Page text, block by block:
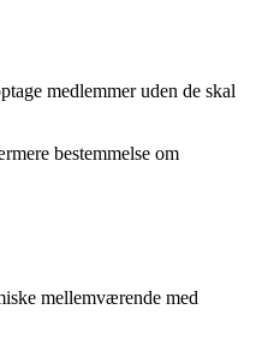
medlemmer uden de skal
bestemmelse om
mellemværende med